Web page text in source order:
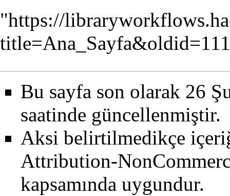
"https://
Bu sayfa son olarak 26
saatinde güncellenmiştir.
Aksi belirtilmedikçe
Attribution-
kapsamında uygundur.